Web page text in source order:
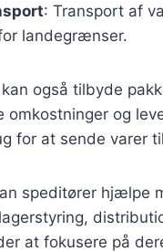
: Transport af
landegrænser.
også tilbyde
omkostninger og
for at sende varer
speditører hjælpe
at fokusere på